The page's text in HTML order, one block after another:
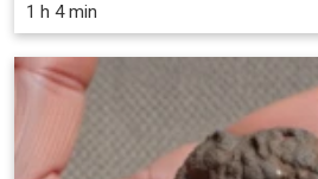
1 h 4 min